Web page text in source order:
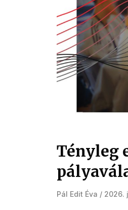
Tényleg
Pál Edit Éva 2026.